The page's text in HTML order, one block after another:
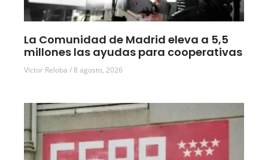
La Comunidad de Madrid eleva a 5,5
millones las ayudas para cooperativas
Víctor Reloba 8 agosto, 2026